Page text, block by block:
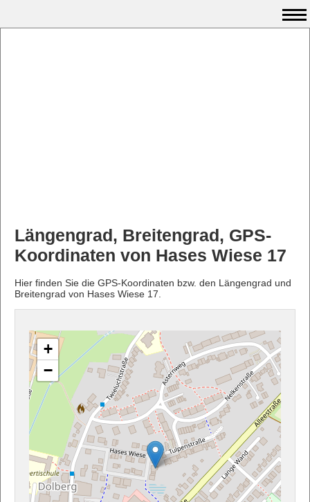
Längengrad, Breitengrad, GPS-
Koordinaten von Hases Wiese 17
Hier finden Sie die GPS-Koordinaten bzw. den Längengrad und
Breitengrad von Hases Wiese 17.
+
−